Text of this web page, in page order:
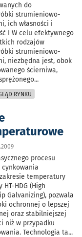
do
strumieniowo-
ich własności i
I W celu efektywnego
rodzajów
strumieniowo-
niezbędna jest, obok
ścierniwa,
...
RYNKU
procesu
cynkowania
temperatury
HT-HDG (High
Galvanizing), pozwala
ochronnej o lepszej
oraz stabilniejszej
niż w przypadku
Technologia ta...